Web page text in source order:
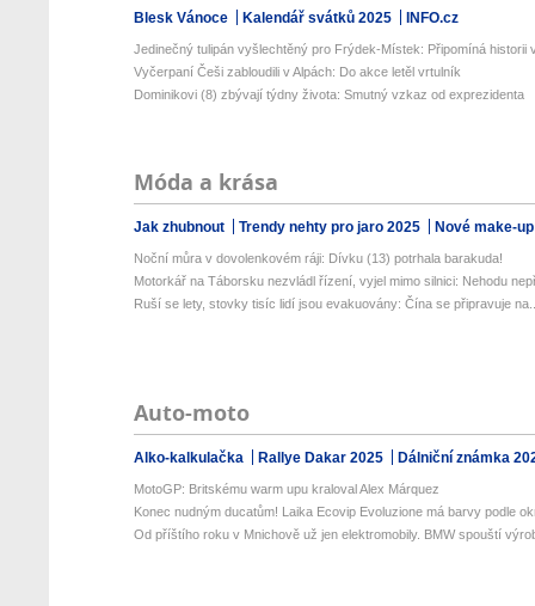
Blesk Vánoce Kalendář svátků 2025 INFO.cz
Jedinečný tulipán vyšlechtěný pro Frýdek-Místek: Připomíná historii
Vyčerpaní Češi zabloudili v Alpách: Do akce letěl vrtulník
Dominikovi (8) zbývají týdny života: Smutný vzkaz od exprezidenta
Móda a krása
Jak zhubnout Trendy nehty pro jaro 2025 Nové make-
Noční můra v dovolenkovém ráji: Dívku (13) potrhala barakuda!
Motorkář na Táborsku nezvládl řízení, vyjel mimo silnici: Nehodu
Ruší se lety, stovky tisíc lidí jsou evakuovány: Čína se připravuje
Auto-moto
Alko-kalkulačka Rallye Dakar 2025 Dálniční známka
MotoGP: Britskému warm upu kraloval Alex Márquez
Konec nudným ducatům! Laika Ecovip Evoluzione má barvy podle
Od příštího roku v Mnichově už jen elektromobily. BMW spouští